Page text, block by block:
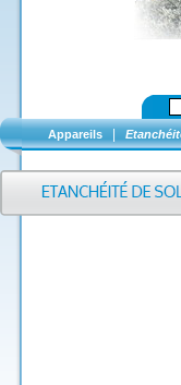
Appareils